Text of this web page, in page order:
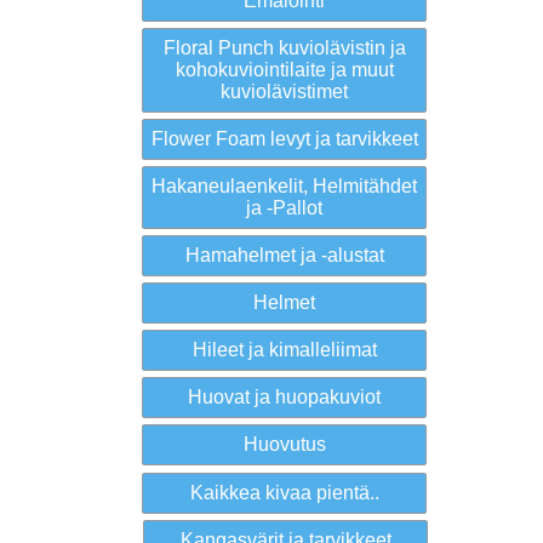
Floral Punch kuviolävistin ja
kohokuviointilaite ja muut
kuviolävistimet
Flower Foam levyt ja tarvikkeet
Hakaneulaenkelit, Helmitähdet
ja -Pallot
Hamahelmet ja -alustat
Helmet
Hileet ja kimalleliimat
Huovat ja huopakuviot
Huovutus
Kaikkea kivaa pientä..